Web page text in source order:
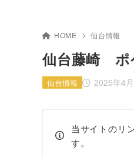
HOME 仙台情報
仙台藤崎 ポ
2025年4
仙台情報
当サイトのリ
す。